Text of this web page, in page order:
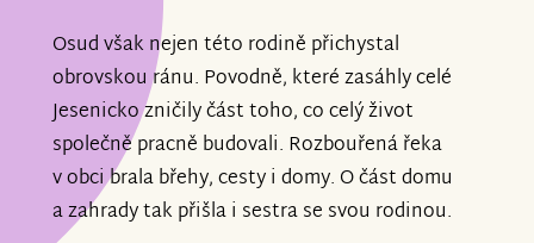
Osud však nejen této rodině přichystal
obrovskou ránu. Povodně, které zasáhly celé
Jesenicko zničily část toho, co celý život
společně pracně budovali. Rozbouřená řeka
v obci brala břehy, cesty i domy. O část domu
a zahrady tak přišla i sestra se svou rodinou.